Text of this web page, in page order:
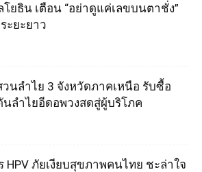
ยธิน เตือน “อย่าดูแค่เลขบนตาชั่ง”
ะยะยาว
นลำไย 3 จังหวัดภาคเหนือ รับซื้อ
ลำไยอีดอพวงสดสู่ผู้บริโภค
HPV ภัยเงียบสุขภาพคนไทย ชะล่าใจ